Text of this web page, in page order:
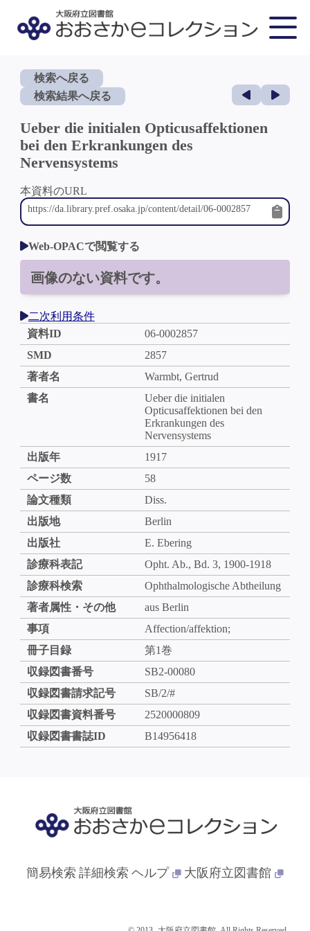
検索へ戻る
検索結果へ戻る
Ueber die initialen Opticusaffektionen
bei den Erkrankungen des
Nervensystems
本資料のURL
Web-OPACで閲覧する
画像のない資料です。
二次利用条件
資料ID
06-0002857
SMD
2857
著者名
Warmbt, Gertrud
書名
Ueber die initialen
Opticusaffektionen bei den
Erkrankungen des
Nervensystems
出版年
1917
ページ数
58
論文種類
Diss.
出版地
Berlin
出版社
E. Ebering
診療科表記
Opht. Ab., Bd. 3, 1900-1918
診療科検索
Ophthalmologische Abtheilung
著者属性・その他
aus Berlin
事項
Affection/affektion;
冊子目録
第1巻
収録図書番号
SB2-00080
収録図書請求記号
SB/2/#
収録図書資料番号
2520000809
収録図書書誌ID
B14956418
簡易検索 詳細検索 ヘルプ 大阪府立図書館